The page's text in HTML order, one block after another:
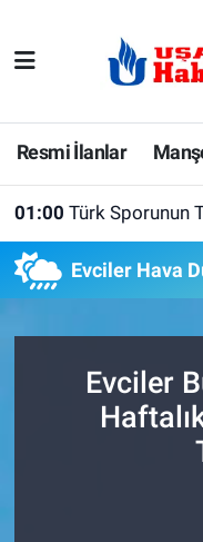
Resmi İlanlar
01:00 Türk Sporunun
Evciler Hava
Evciler
E-Gazete
Ekonomi
İlanlar
Köşe Yazarları
Uşak Hava
Uşak Trafik
Süper Lig Puan
Haber Arşivi